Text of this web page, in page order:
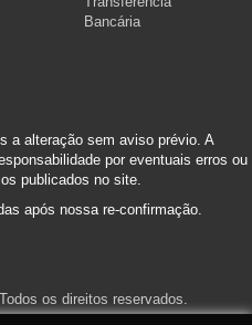
a alteração sem aviso prévio. A
por eventuais erros ou
publicados no site.
após nossa re-confirmação.
os direitos reservados.